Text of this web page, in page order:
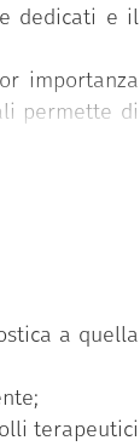
dedicati e il
importanza
permette di
a quella
terapeutici